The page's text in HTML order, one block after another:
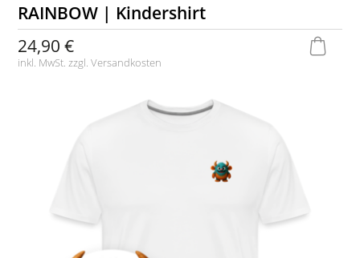
RAINBOW | Kindershirt
24,90 €
inkl. MwSt. zzgl.Versandkosten